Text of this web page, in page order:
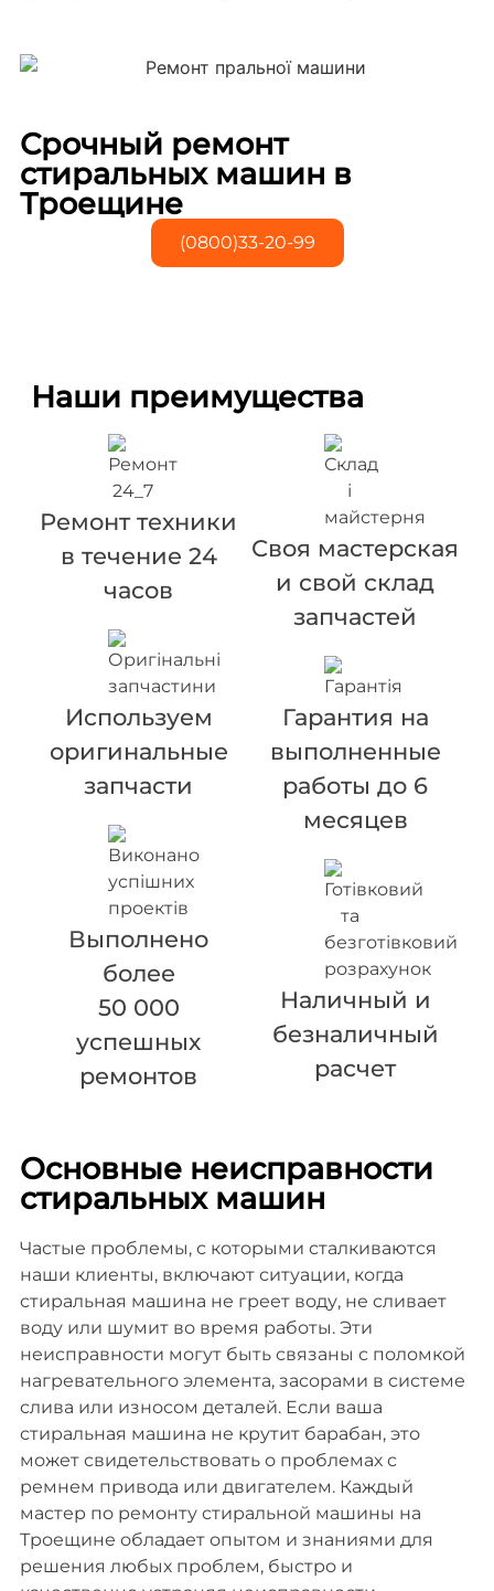
Срочный ремонт
стиральных машин в
Троещине
(0800)33-20-99
Наши преимущества
Ремонт техники
в течение 24
часов
Используем
оригинальные
запчасти
Выполнено
более
50 000
успешных
ремонтов
Своя мастерская
и свой склад
запчастей
Гарантия на
выполненные
работы до 6
месяцев
Наличный и
безналичный
расчет
Основные неисправности
стиральных машин
Частые проблемы, с которыми сталкиваются
наши клиенты, включают ситуации, когда
стиральная машина не греет воду, не сливает
воду или шумит во время работы. Эти
неисправности могут быть связаны с поломкой
нагревательного элемента, засорами в системе
слива или износом деталей. Если ваша
стиральная машина не крутит барабан, это
может свидетельствовать о проблемах с
ремнем привода или двигателем. Каждый
мастер по ремонту стиральной машины на
Троещине обладает опытом и знаниями для
решения любых проблем, быстро и